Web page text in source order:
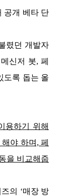
공개 베타 단
렸던 개발자
신저 봇, 페
도록 돕는 올
용하기 위해
야 하며, 페
을 비교해줍
의 ‘매장 방